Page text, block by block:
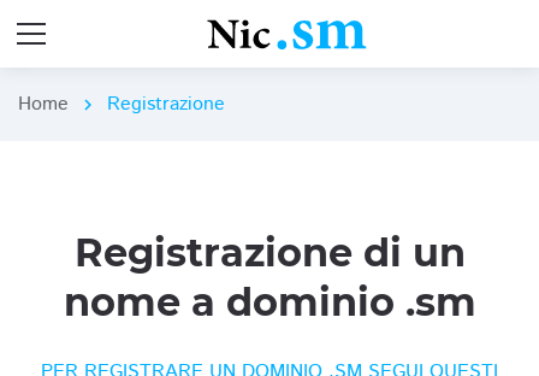
Home chevron_right Registrazione
Registrazione di un
nome a dominio .sm